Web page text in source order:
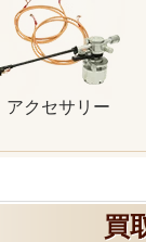
アクセサリー
買